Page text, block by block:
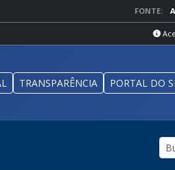
FONTE:
TRANSPARÊNCIA PORTAL DO